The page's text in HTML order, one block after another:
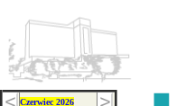
Czerwiec 2026